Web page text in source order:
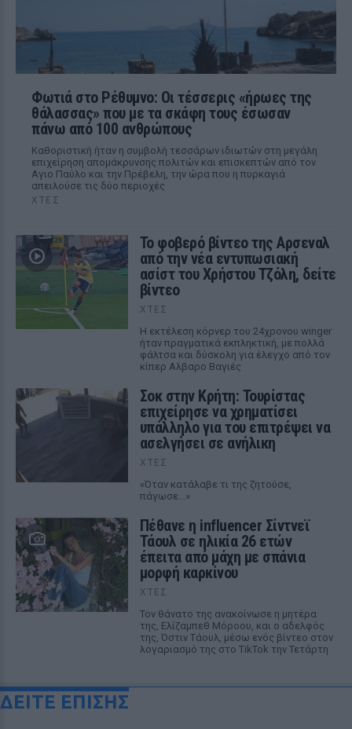
Φωτιά στο Ρέθυμνο: Οι τέσσερις «ήρωες της
θάλασσας» που με τα σκάφη τους έσωσαν
πάνω από 100 ανθρώπους
Καθοριστική ήταν η συμβολή τεσσάρων ιδιωτών στη μεγάλη
επιχείρηση απομάκρυνσης πολιτών και επισκεπτών από τον
Αγιο Παύλο και την Πρέβελη, την ώρα που η πυρκαγιά
απειλούσε τις δύο περιοχές
ΧΤΕΣ
Το φοβερό βίντεο της Αρσεναλ
από την νέα εντυπωσιακή
ασίστ του Χρήστου Τζόλη, δείτε
βίντεο
ΧΤΕΣ
Η εκτέλεση κόρνερ του 24χρονου winger
ήταν πραγματικά εκπληκτική, με πολλά
φάλτσα και δύσκολη για έλεγχο από τον
κίπερ Αλβαρο Βαγιές
Σοκ στην Κρήτη: Τουρίστας
επιχείρησε να χρηματίσει
υπάλληλο για του επιτρέψει να
ασελγήσει σε ανήλικη
ΧΤΕΣ
«Όταν κατάλαβε τι της ζητούσε,
πάγωσε...»
Πέθανε η influencer Σίντνεϊ
Τάουλ σε ηλικία 26 ετών
έπειτα από μάχη με σπάνια
μορφή καρκίνου
ΧΤΕΣ
Τον θάνατο της ανακοίνωσε η μητέρα
της, Ελίζαμπεθ Μόροου, και ο αδελφός
της, Όστιν Τάουλ, μέσω ενός βίντεο στον
λογαριασμό της στο TikTok την Τετάρτη
ΔΕΙΤΕ ΕΠΙΣΗΣ